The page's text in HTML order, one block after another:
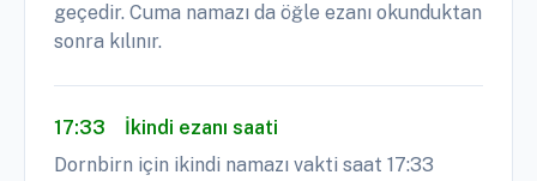
geçedir. Cuma namazı da öğle ezanı okunduktan
sonra kılınır.
17:33
İkindi ezanı saati
Dornbirn için ikindi namazı vakti saat 17:33